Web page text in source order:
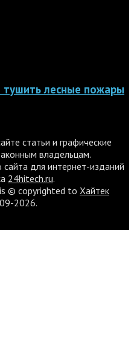
лесные пожары
статьи и графические
владельцам.
для интернет-изданий
24hitech.ru.
© copyrighted to Хайтек
2026.